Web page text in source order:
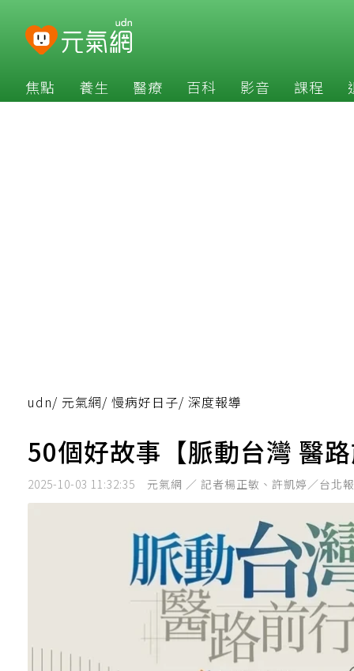
焦點 養生 醫療 百科 影音 課程
udn/ 元氣網/ 慢病好日子/ 深度報導
50個好故事【脈動台灣 醫
2025-10-03 11:32:35 元氣網 ／ 記者楊正敏、許凱婷／台北